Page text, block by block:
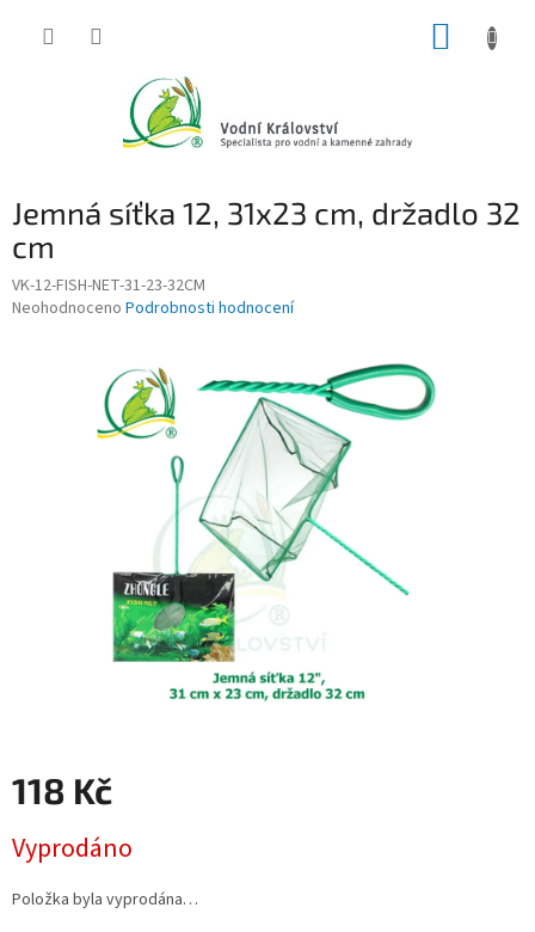
Jemná síťka 12, 31x23 cm, držadlo 32
cm
VK-12-FISH-NET-31-23-32CM
Průměrné
Neohodnoceno Podrobnosti hodnocení
118 Kč
cena:
Vyprodáno
Položka byla vyprodána…